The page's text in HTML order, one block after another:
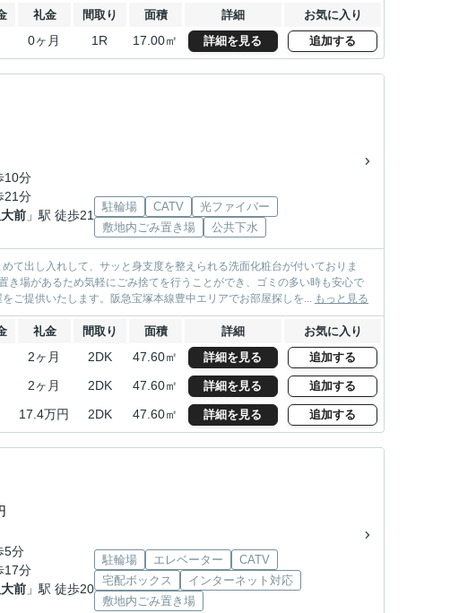
礼金 間取り 面積 詳細 お気に入り
0ヶ月 1R 17.00㎡ 詳細を見る 追加する
10分
21分
前 」駅 徒歩21
駐輪場 CATV
光ファイバー
敷地内ごみ置き場
公共下水
て出し入れして、サッと身支度を整えられる洗面化粧台が付いておりま
場があるため気軽にごみ捨てを行うことができ、ゴミの多い時も安心で
ご提供いたします。阪急宝塚本線豊中エリアでお部屋探しを... もっと見る
礼金 間取り 面積 詳細 お気に入り
2ヶ月 2DK 47.60㎡ 詳細を見る 追加する
2ヶ月 2DK 47.60㎡ 詳細を見る 追加する
17.4万円 2DK 47.60㎡ 詳細を見る 追加する
5分
17分
前 」駅 徒歩20
駐輪場 エレベーター
CATV
宅配ボックス
インターネット対応
敷地内ごみ置き場